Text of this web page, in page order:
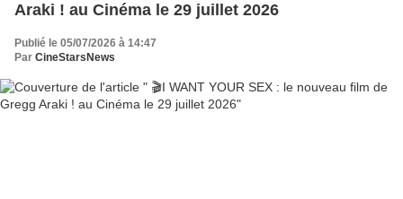
Araki ! au Cinéma le 29 juillet 2026
Publié le 05/07/2026 à 14:47
Par CineStarsNews